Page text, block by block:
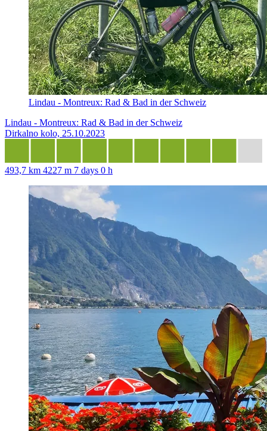
Lindau - Montreux: Rad & Bad in der Schweiz
Lindau - Montreux: Rad & Bad in der Schweiz
Dirkalno kolo, 25.10.2023
493,7 km 4227 m 7 days 0 h